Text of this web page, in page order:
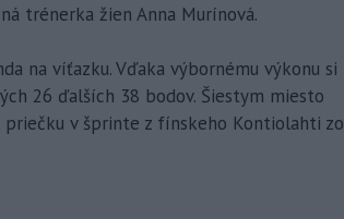
trénerka žien Anna Murínová.
na víťazku. Vďaka výbornému výkonu si
26 ďalších 38 bodov. Šiestym miesto
priečku v šprinte z fínskeho Kontiolahti zo